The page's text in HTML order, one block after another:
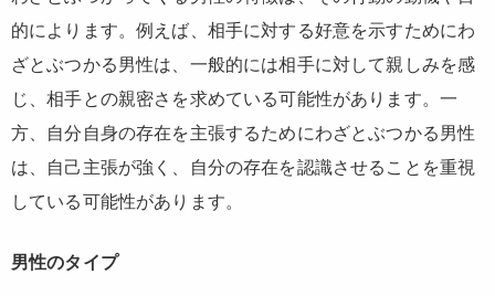
的によります。例えば、相手に対する好意を示すためにわ
ざとぶつかる男性は、一般的には相手に対して親しみを感
じ、相手との親密さを求めている可能性があります。一
方、自分自身の存在を主張するためにわざとぶつかる男性
は、自己主張が強く、自分の存在を認識させることを重視
している可能性があります。
男性のタイプ